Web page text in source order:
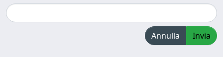
Annulla Invia